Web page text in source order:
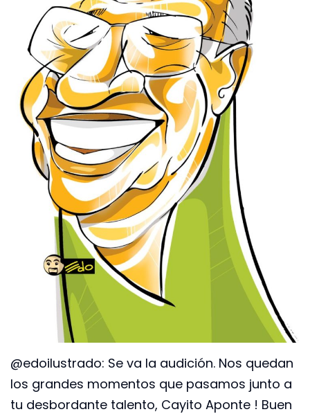
@edoilustrado: Se va la audición. Nos quedan
los grandes momentos que pasamos junto a
tu desbordante talento, Cayito Aponte ! Buen